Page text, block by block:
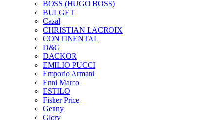
BOSS (HUGO BOSS)
BULGET
Cazal
CHRISTIAN LACROIX
CONTINENTAL
D&G
DACKOR
EMILIO PUCCI
Emporio Armani
Enni Marco
ESTILO
Fisher Price
Genny
Glory